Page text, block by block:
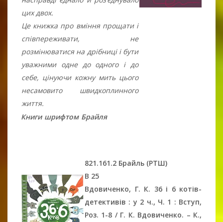
цих двох.
Це книжка про вміння прощати і
співпереживати, не
розмінюватися на дрібниці і бути
уважними одне до одного і до
себе, цінуючи кожну мить цього
несамовито швидкоплинного
життя.
Книги шрифтом Брайля
821.161.2 Брайль (РТШ)
В 25
Вдовиченко, Г. К. 36 і 6 котів-
детективів : у 2 ч., Ч. 1 : Вступ,
Роз. 1-8 / Г. К. Вдовиченко. – К.,